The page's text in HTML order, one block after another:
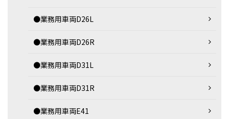
●業務用車両D26L
●業務用車両D26R
●業務用車両D31L
●業務用車両D31R
●業務用車両E41